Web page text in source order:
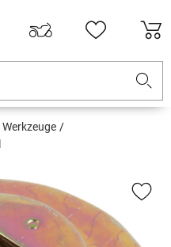
Werkzeuge